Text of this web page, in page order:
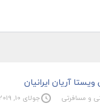
آریان ایرانیان
و مسافرتی جولای 10, 2019